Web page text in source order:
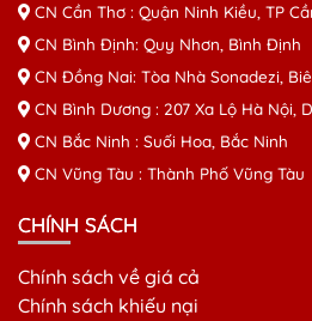
CN Cần Thơ : Quận Ninh Kiều, TP
CN Bình Định: Quy Nhơn, Bình Định
CN Đồng Nai: Tòa Nhà Sonadezi,
CN Bình Dương : 207 Xa Lộ Hà Nội,
CN Bắc Ninh : Suối Hoa, Bắc Ninh
CN Vũng Tàu : Thành Phố Vũng Tàu
CHÍNH SÁCH
Chính sách về giá cả
Chính sách khiếu nại